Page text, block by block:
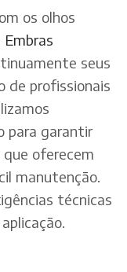
os olhos
Embras
seus
de profissionais
para garantir
oferecem
manutenção.
técnicas